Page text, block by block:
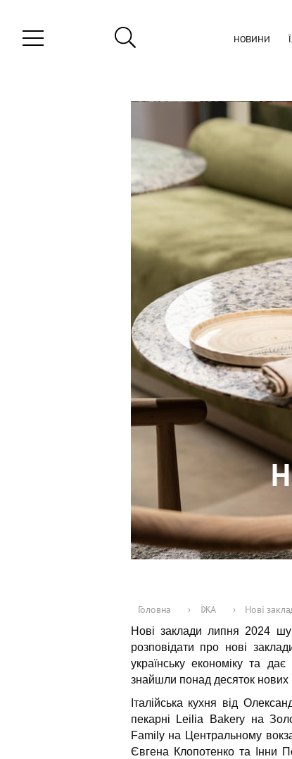
НОВИНИ
Головна › ЇЖА › Нові
Нові заклади липня 2024
розповідати про нові
українську економіку та
знайшли понад десяток нових
Італійська кухня від
пекарні Leilia Bakery на
Family на Центральному
Євгена Клопотенко та Інни